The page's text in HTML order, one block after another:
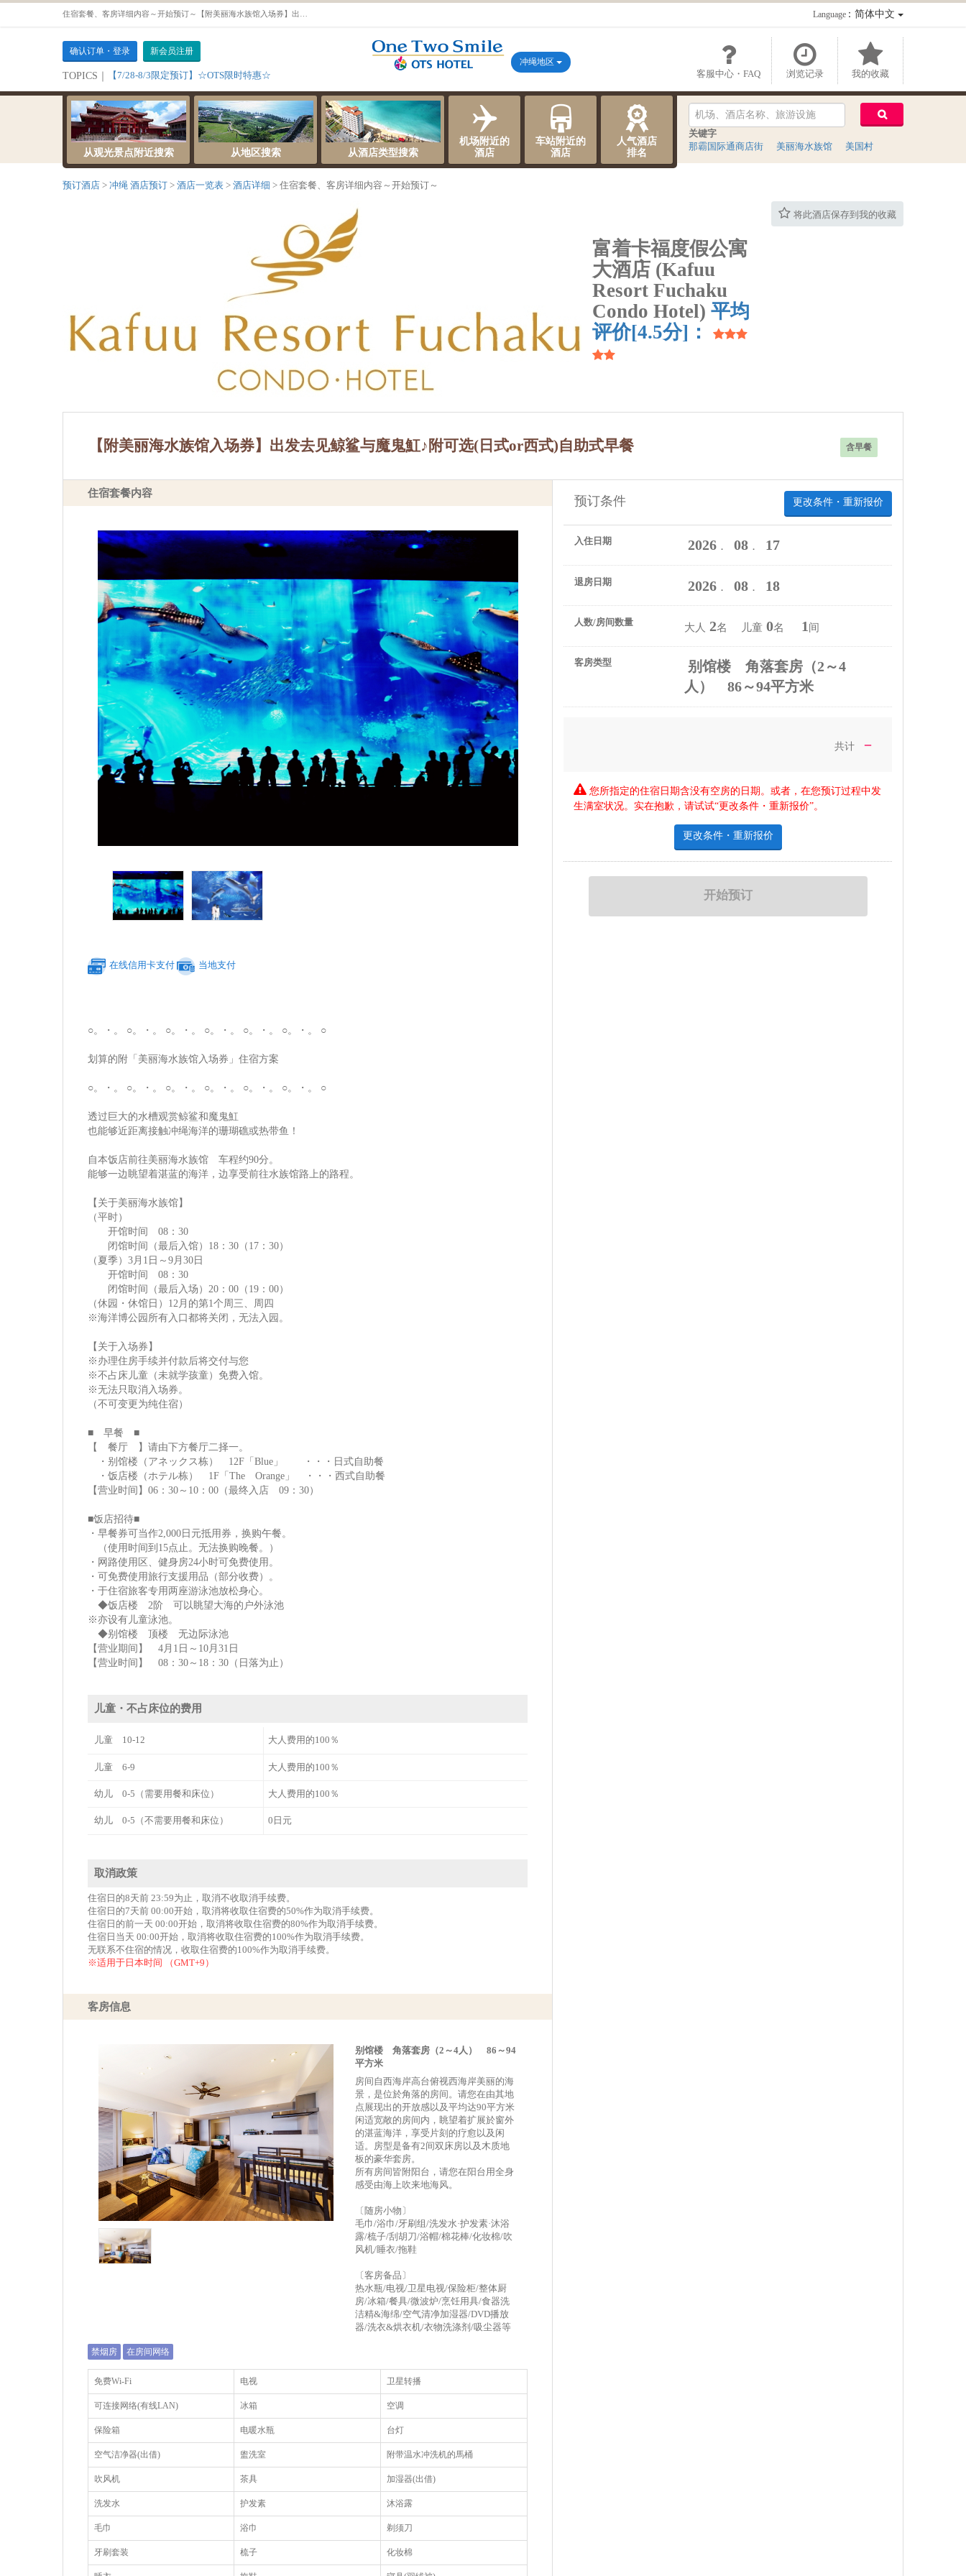
Language：简体中文
确认订单・登录 新会员注册
TOPICS｜ 【7/28-8/3限定预订】☆OTS限时特惠☆ 客服中心・FAQ 浏览记录 我的收藏
冲绳地区
从观光景点附近搜索 从地区搜索 从酒店类型搜索
机场附近的
酒店
车站附近的
酒店
人气酒店
排名
关键字
那霸国际通商店街
美丽海水族馆 美国村
预订酒店 冲绳 酒店预订 酒店一览表 酒店详细 住宿套餐、客房详细内容～开始预订～
将此酒店保存到我的收藏
富着卡福度假公寓
大酒店 (Kafuu
Resort Fuchaku
Condo Hotel) 平均
评价[4.5分]：
含早餐
【附美丽海水族馆入场券】出发去见鲸鲨与魔鬼魟♪附可选(日式or西式)自助式早餐
住宿套餐内容
在线信用卡支付 当地支付
○。・。 ○。・。 ○。・。 ○。・。 ○。・。 ○。・。 ○
划算的附「美丽海水族馆入场券」住宿方案
○。・。 ○。・。 ○。・。 ○。・。 ○。・。 ○。・。 ○
透过巨大的水槽观赏鲸鲨和魔鬼魟
也能够近距离接触冲绳海洋的珊瑚礁或热带鱼！
自本饭店前往美丽海水族馆 车程约90分。
能够一边眺望着湛蓝的海洋，边享受前往水族馆路上的路程。
【关于美丽海水族馆】
（平时）
开馆时间 08：30
闭馆时间（最后入馆）18：30（17：30）
（夏季）3月1日～9月30日
开馆时间 08：30
闭馆时间（最后入场）20：00（19：00）
（休园・休馆日）12月的第1个周三、周四
※海洋博公园所有入口都将关闭，无法入园。
【关于入场券】
※办理住房手续并付款后将交付与您
※不占床儿童（未就学孩童）免费入馆。
※无法只取消入场券。
（不可变更为纯住宿）
■ 早餐 ■
【 餐厅 】请由下方餐厅二择一。
・别馆楼（アネックス栋） 12F「Blue」 ・・・日式自助餐
・饭店楼（ホテル栋） 1F「The Orange」 ・・・西式自助餐
【营业时间】06：30～10：00（最终入店 09：30）
■饭店招待■
・早餐券可当作2,000日元抵用券，换购午餐。
（使用时间到15点止。无法换购晚餐。）
・网路使用区、健身房24小时可免费使用。
・可免费使用旅行支援用品（部分收费）。
・于住宿旅客专用两座游泳池放松身心。
◆饭店楼 2阶 可以眺望大海的户外泳池
※亦设有儿童泳池。
◆别馆楼 顶楼 无边际泳池
【营业期间】 4月1日～10月31日
【营业时间】 08：30～18：30（日落为止）
儿童・不占床位的费用
儿童 10-12 大人费用的100％
儿童 6-9 大人费用的100％
幼儿 0-5（需要用餐和床位） 大人费用的100％
幼儿 0-5（不需要用餐和床位） 0日元
取消政策
住宿日的8天前 23:59为止，取消不收取消手续费。
住宿日的7天前 00:00开始，取消将收取住宿费的50%作为取消手续费。
住宿日的前一天 00:00开始，取消将收取住宿费的80%作为取消手续费。
住宿日当天 00:00开始，取消将收取住宿费的100%作为取消手续费。
无联系不住宿的情况，收取住宿费的100%作为取消手续费。
※适用于日本时间 （GMT+9）
客房信息
别馆楼 角落套房（2～4人） 86～94
平方米
房间自西海岸高台俯视西海岸美丽的海
景，是位於角落的房间。请您在由其地
点展现出的开放感以及平均达90平方米
闲适宽敞的房间内，眺望着扩展於窗外
的湛蓝海洋，享受片刻的疗愈以及闲
适。房型是备有2间双床房以及木质地
板的豪华套房。
所有房间皆附阳台，请您在阳台用全身
感受由海上吹来地海风。
〔随房小物〕
毛巾/浴巾/牙刷组/洗发水·护发素·沐浴
露/梳子/刮胡刀/浴帽/棉花棒/化妆棉/吹
风机/睡衣/拖鞋
〔客房备品〕
热水瓶/电视/卫星电视/保险柜/整体厨
房/冰箱/餐具/微波炉/烹饪用具/食器洗
洁精&海绵/空气清净加湿器/DVD播放
器/洗衣&烘衣机/衣物洗涤剂/吸尘器等
禁烟房 在房间网络
免费Wi-Fi 电视 卫星转播
可连接网络(有线LAN) 冰箱 空调
保险箱 电暖水瓶 台灯
空气洁净器(出借) 盥洗室 附带温水冲洗机的馬桶
吹风机 茶具 加湿器(出借)
洗发水 护发素 沐浴露
毛巾 浴巾 剃须刀
牙刷套装 梳子 化妆棉
更改条件・重新报价
预订条件
入住日期 2026． 08． 17
退房日期 2026． 08． 18
人数/房间数量 大人 2名 儿童 0名 1 间
客房类型
别馆楼 角落套房（2～4
人） 86～94平方米
共计 －
您所指定的住宿日期含没有空房的日期。或者，在您预订过程中发
生满室状况。实在抱歉，请试试“更改条件・重新报价”。
更改条件・重新报价